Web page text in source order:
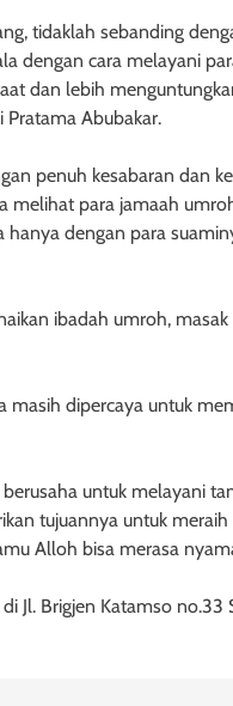
tidaklah sebanding
dengan cara melayani
dan lebih
Pratama Abubakar.
penuh kesabaran dan
melihat para jamaah
dengan para
ibadah umroh, masak
masih dipercaya untuk
untuk melayani
tujuannya untuk
Alloh bisa merasa
Jl. Brigjen Katamso no.33